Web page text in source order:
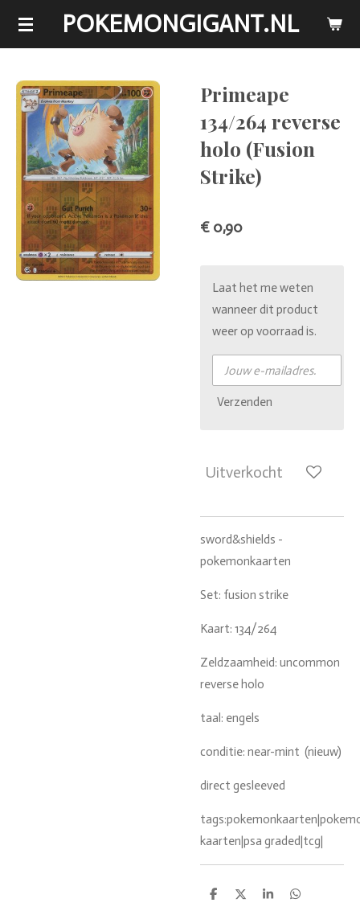
Ga
de
hoofdinhoud
POKEMONGIGANT.NL
Primeape
134/264 reverse
holo (Fusion
Strike)
€ 0,90
Laat het me weten
wanneer dit product
weer op voorraad is.
Verzenden
Uitverkocht
sword&shields -
pokemonkaarten
Set: fusion strike
Kaart: 134/264
Zeldzaamheid: uncommon
reverse holo
taal: engels
conditie: near-mint (nieuw)
direct gesleeved
kaarten|psa graded|tcg|
D
D
S
D